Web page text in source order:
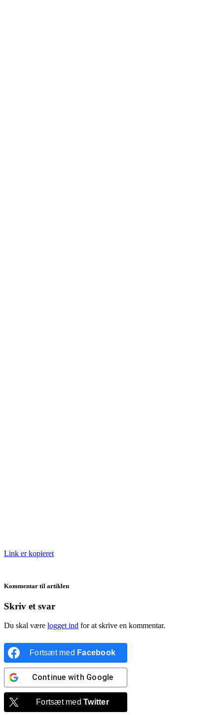
Link er kopieret
Kommentar til artiklen
Skriv et svar
Du skal være logget ind for at skrive en kommentar.
Fortsæt med Facebook
Continue with Google
Fortsæt medTwitter